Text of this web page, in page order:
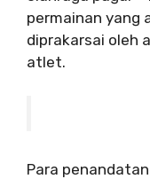
permainan yang
diprakarsai oleh
atlet.
Para